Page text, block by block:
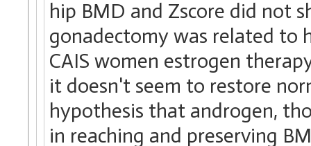
hip BMD and Zscore did not
gonadectomy was related to
CAIS women estrogen
it doesn't seem to restore
hypothesis that androgen,
in reaching and preserving